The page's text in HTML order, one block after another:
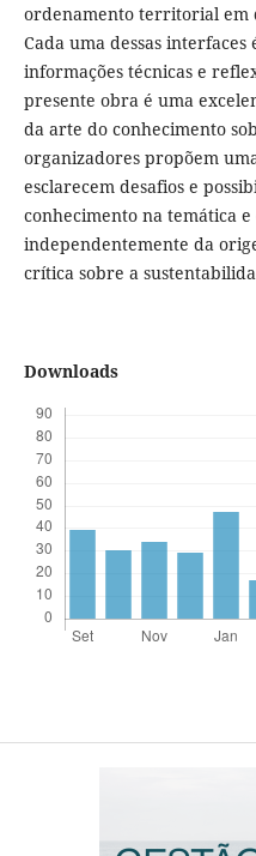
ordenamento territorial em
Cada uma dessas
informações técnicas e
presente obra é uma
da arte do conhecimento
organizadores propõem
esclarecem desafios e
conhecimento na temática
independentemente da
crítica sobre a
Downloads